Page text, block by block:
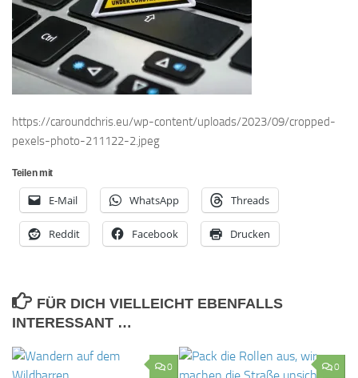
https://caroundchris.eu/wp-content/uploads/2023/09/cropped-
pexels-photo-211122-2.jpeg
Teilen mit
E-Mail WhatsApp Threads
Reddit Facebook Drucken
FÜR DICH VIELLEICHT EBENFALLS
INTERESSANT …
0 0